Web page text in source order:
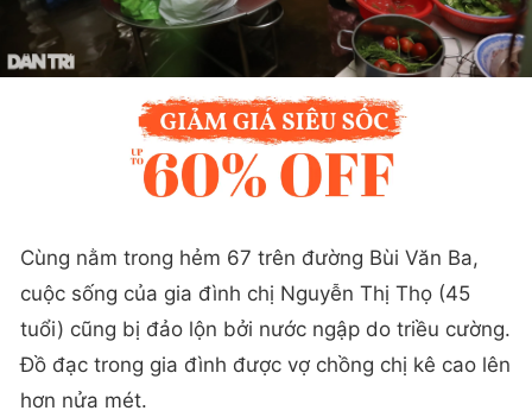
Cùng nằm trong hẻm 67 trên đường Bùi Văn Ba,
cuộc sống của gia đình chị Nguyễn Thị Thọ (45
tuổi) cũng bị đảo lộn bởi nước ngập do triều cường.
Đồ đạc trong gia đình được vợ chồng chị kê cao lên
hơn nửa mét.